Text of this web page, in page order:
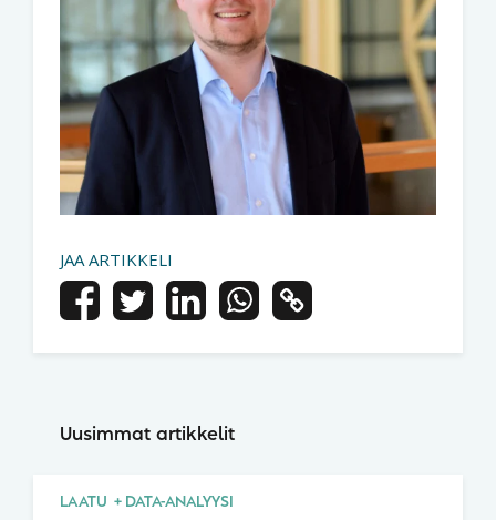
JAA ARTIKKELI
Uusimmat artikkelit
LAATU DATA-ANALYYSI